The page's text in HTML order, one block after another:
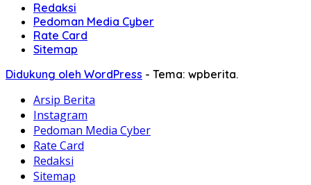
Redaksi
Pedoman Media Cyber
Rate Card
Sitemap
Didukung oleh WordPress - Tema: wpberita.
Arsip Berita
Instagram
Pedoman Media Cyber
Rate Card
Redaksi
Sitemap